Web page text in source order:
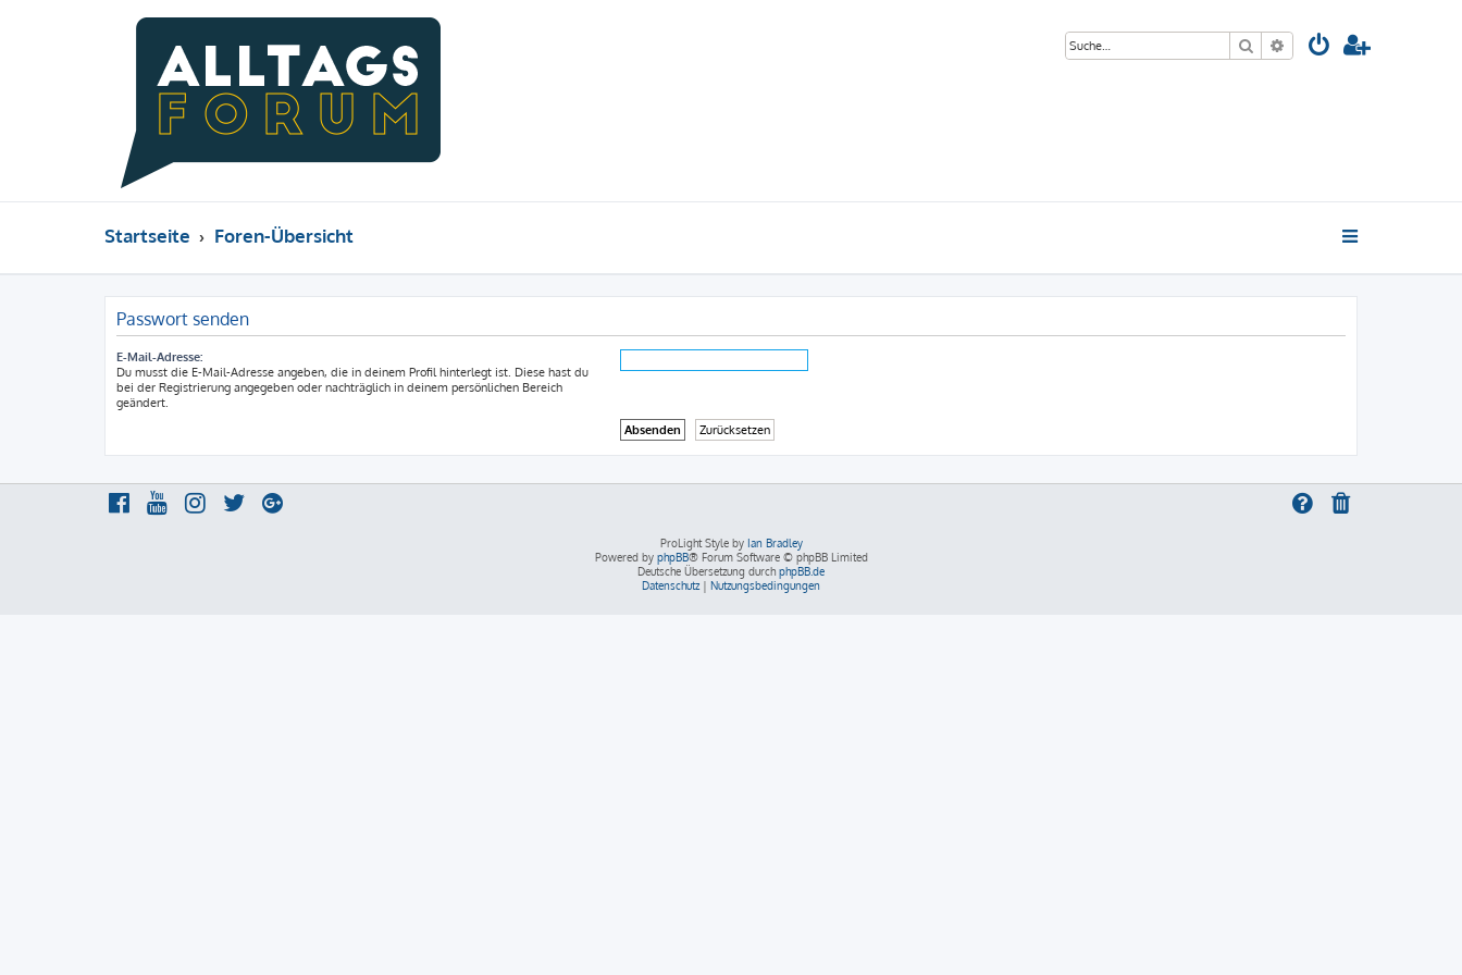
Suche Erweiterte Suche
Startseite Foren-Übersicht
Passwort senden
E-Mail-Adresse:
Du musst die E-Mail-Adresse angeben, die in deinem Profil hinterlegt ist. Diese hast du
bei der Registrierung angegeben oder nachträglich in deinem persönlichen Bereich
geändert.
ProLight Style by Ian Bradley
Powered by phpBB® Forum Software © phpBB Limited
Deutsche Übersetzung durch phpBB.de
Datenschutz | Nutzungsbedingungen